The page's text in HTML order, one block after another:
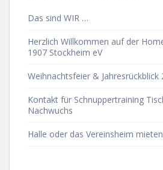
Das sind WIR …
Herzlich Willkommen auf der
1907 Stockheim eV
Weihnachtsfeier & Jahresrückblick
Kontakt für Schnuppertraining
Nachwuchs
Halle oder das Vereinsheim